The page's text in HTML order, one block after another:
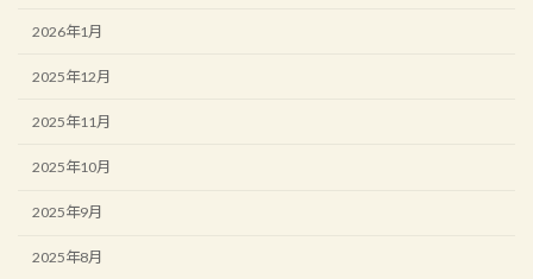
2026年1月
2025年12月
2025年11月
2025年10月
2025年9月
2025年8月